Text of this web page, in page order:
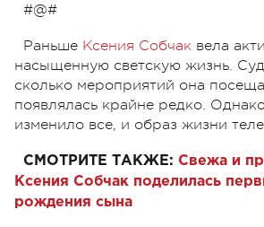
#@#
Раньше Ксения Собчак вела
насыщенную светскую жизнь.
сколько мероприятий она
появлялась крайне редко.
изменило все, и образ жизни
СМОТРИТЕ ТАКЖЕ: Свежа и
Ксения Собчак поделилась
рождения сына